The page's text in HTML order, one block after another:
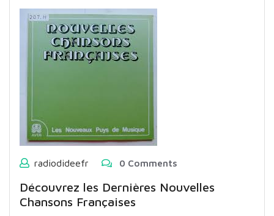
radiodideefr 0 Comments
Découvrez les Dernières Nouvelles
Chansons Françaises